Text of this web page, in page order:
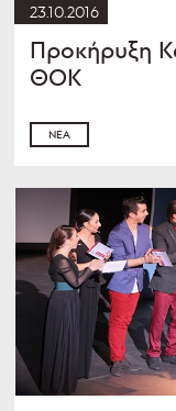
23.10.2016
Προκήρυξη
ΘΟΚ
ΝΈΑ